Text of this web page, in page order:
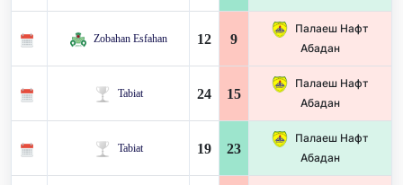
Zobahan Esfahan 12 9
Палаеш Нафт
Абадан
Tabiat 24 15
Палаеш Нафт
Абадан
Tabiat 19 23
Палаеш Нафт
Абадан